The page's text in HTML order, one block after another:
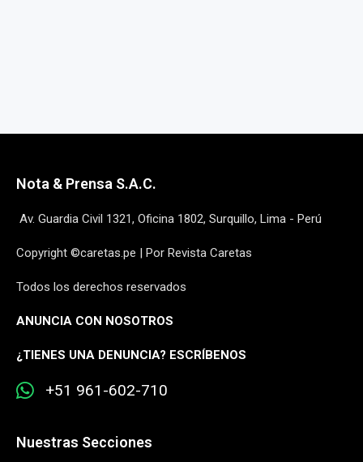
Nota & Prensa S.A.C.
Av. Guardia Civil 1321, Oficina 1802, Surquillo, Lima - Perú
Copyright ©caretas.pe | Por Revista Caretas
Todos los derechos reservados
ANUNCIA CON NOSOTROS
¿TIENES UNA DENUNCIA? ESCRÍBENOS
+51 961-602-710
Nuestras Secciones